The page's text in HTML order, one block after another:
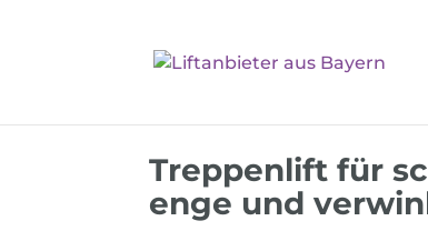
Treppenlift für
enge und